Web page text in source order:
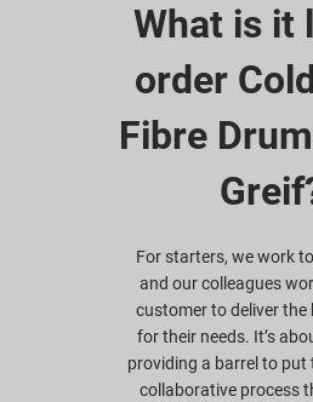
What is it
order
Fibre
For starters, we work
and our colleagues
customer to deliver the
for their needs. It’s
providing a barrel to put
collaborative process